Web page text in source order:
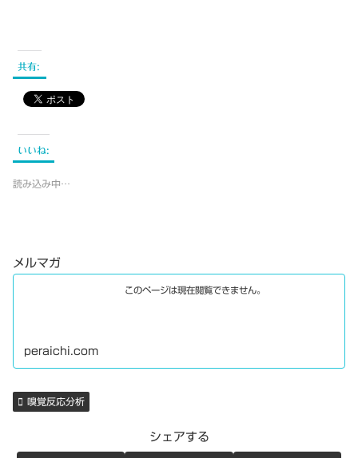
共有:
いいね:
読み込み中…
メルマガ
このページは現在閲覧できません。
peraichi.com
嗅覚反応分析
シェアする